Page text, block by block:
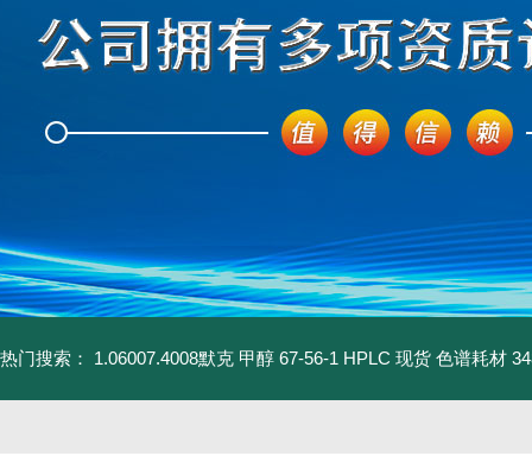
热门搜索： 1.06007.4008默克 甲醇 67-56-1 HPLC 现货 色谱耗材